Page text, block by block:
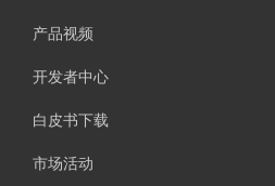
产品视频
开发者中心
白皮书下载
市场活动